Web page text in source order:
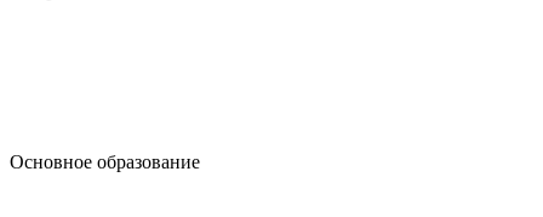
Основное образование